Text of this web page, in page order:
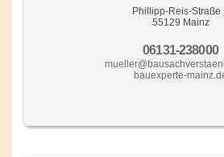
Phillipp-Reis-Straße
55129 Mainz
06131-238000
bauexperte-